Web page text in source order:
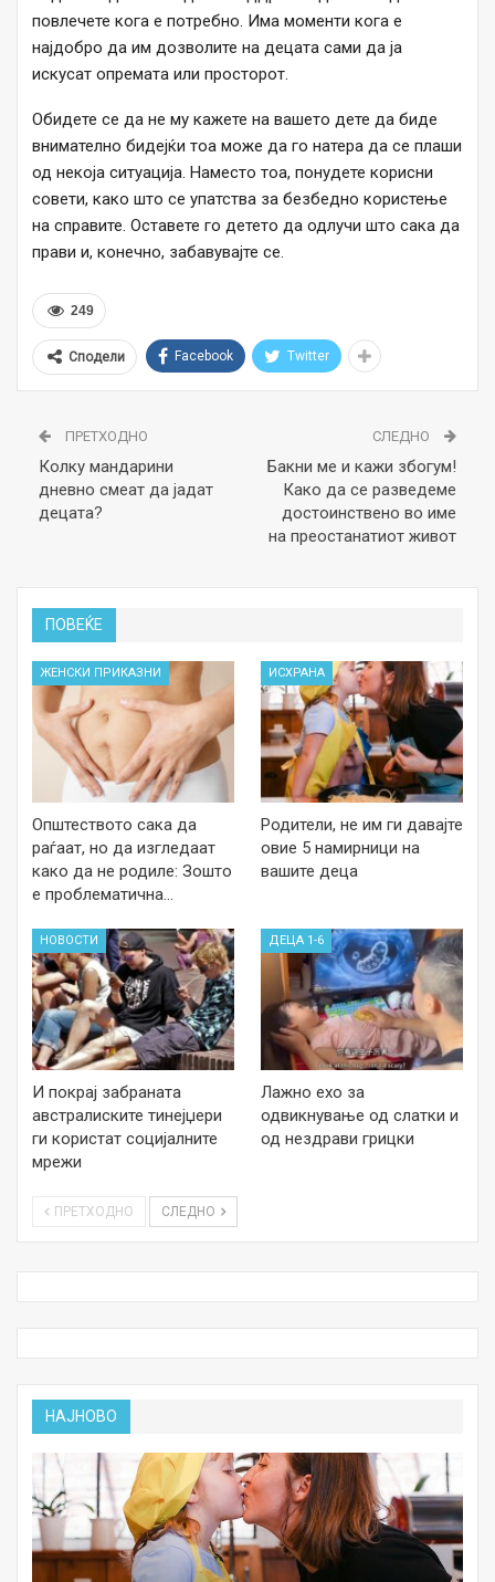
повлечете кога е потребно. Има моменти кога е
најдобро да им дозволите на децата сами да ја
искусат опремата или просторот.
Обидете се да не му кажете на вашето дете да биде
внимателно бидејќи тоа може да го натера да се плаши
од некоја ситуација. Наместо тоа, понудете корисни
совети, како што се упатства за безбедно користење
на справите. Оставете го детето да одлучи што сака да
прави и, конечно, забавувајте се.
249
Сподели Facebook Twitter
ПРЕТХОДНО
Колку мандарини
дневно смеат да јадат
децата?
СЛЕДНО
Бакни ме и кажи збогум!
Како да се разведеме
достоинствено во име
на преостанатиот живот
ПОВЕЌЕ
ЖЕНСКИ ПРИКАЗНИ
Општеството сака да
раѓаат, но да изгледаат
како да не родиле: Зошто
е проблематична…
ИСХРАНА
Родители, не им ги давајте
овие 5 намирници на
вашите деца
НОВОСТИ
И покрај забраната
австралиските тинејџери
ги користат социјалните
мрежи
ДЕЦА 1-6
Лажно ехо за
одвикнување од слатки и
од нездрави грицки
ПРЕТХОДНО СЛЕДНО
НАЈНОВО